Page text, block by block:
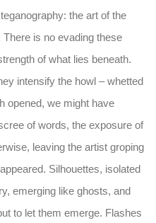
the art of the
is no evading these
of what lies beneath.
intensify the howl – whetted
opened, we might have
of words, the exposure of
leaving the artist groping
Silhouettes, isolated
emerging like ghosts, and
to let them emerge. Flashes